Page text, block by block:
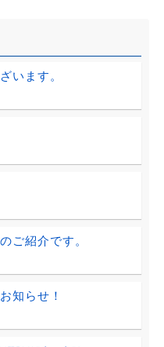
います。
ご紹介です。
知らせ！